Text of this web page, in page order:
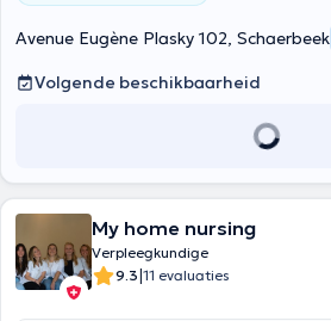
Avenue Eugène Plasky 102, Schaerbeek
Volgende beschikbaarheid
My home nursing
Verpleegkundige
9.3|11 evaluaties